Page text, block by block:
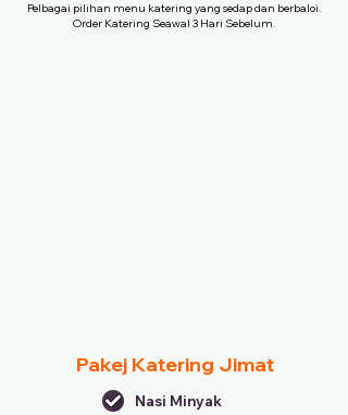
Pelbagai pilihan menu katering yang sedap dan berbaloi.
Order Katering Seawal 3 Hari Sebelum.
Pakej Katering Jimat
Nasi Minyak